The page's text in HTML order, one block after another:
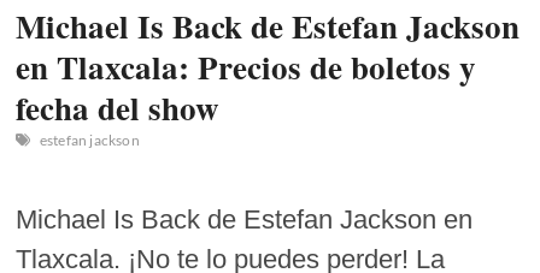
Michael Is Back de Estefan Jackson
en Tlaxcala: Precios de boletos y
fecha del show
estefan jackson
Michael Is Back de Estefan Jackson en
Tlaxcala. ¡No te lo puedes perder! La